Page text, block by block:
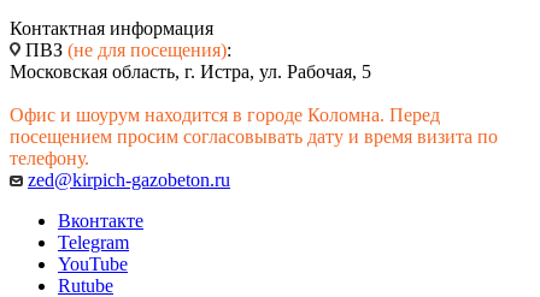
Контактная информация
ПВЗ (не для посещения):
Московская область, г. Истра, ул. Рабочая, 5
Офис и шоурум находится в городе Коломна. Перед
посещением просим согласовывать дату и время визита по
телефону.
zed@kirpich-gazobeton.ru
Вконтакте
Telegram
YouTube
Rutube